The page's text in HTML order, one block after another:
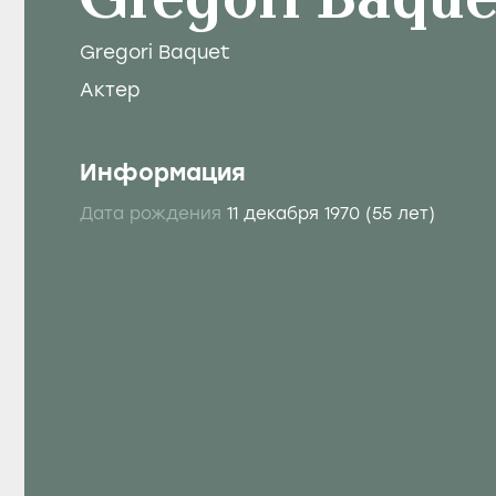
Gregori Baquet
Актер
Информация
Дата рождения 11 декабря 1970 (55 лет)